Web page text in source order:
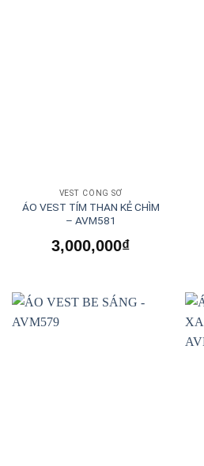
VEST CÔNG SỞ
ÁO VEST TÍM THAN KẺ CHÌM
– AVM581
3,000,000₫